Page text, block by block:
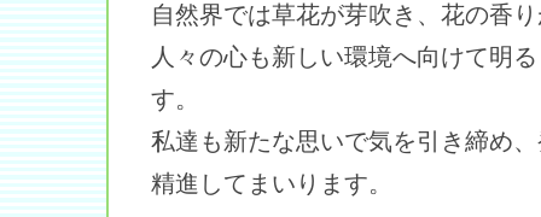
自然界では草花が芽吹き、花の香
人々の心も新しい環境へ向けて明
す。
私達も新たな思いで気を引き締め
精進してまいります。